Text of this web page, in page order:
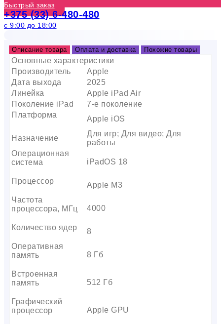
Быстрый заказ
+375 (33) 6-480-480
с 9:00 до 18:00
Описание товара Оплата и доставка Похожие товары
Основные характеристики
Производитель
Apple
Дата выхода
2025
Линейка
Apple iPad Air
Поколение iPad
7-е поколение
Платформа
Apple iOS
Назначение
Для игр; Для видео; Для
работы
Операционная
система
iPadOS 18
Процессор
Apple M3
Частота
процессора, МГц
4000
Количество ядер
8
Оперативная
память
8 Гб
Встроенная
память
512 Гб
Графический
процессор
Apple GPU